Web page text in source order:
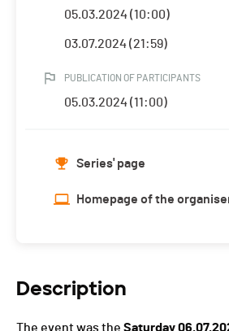
05.03.2024 (10:00)
03.07.2024 (21:59)
PUBLICATION OF PARTICIPANTS
05.03.2024 (11:00)
Series' page
Homepage of the
Description
The event was the Saturday